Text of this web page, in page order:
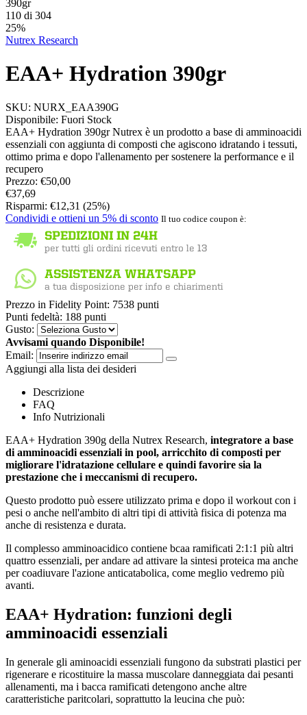
390gr
110 di 304
25%
Nutrex Research
EAA+ Hydration 390gr
SKU: NURX_EAA390G
Disponibile: Fuori Stock
EAA+ Hydration 390gr Nutrex è un prodotto a base di amminoacidi
essenziali con aggiunta di composti che agiscono idratando i tessuti,
ottimo prima e dopo l'allenamento per sostenere la performance e il
recupero
Prezzo: €50,00
€37,69
Risparmi: €12,31 (25%)
Condividi e ottieni un 5% di sconto Il tuo codice coupon è:
Prezzo in Fidelity Point: 7538 punti
Punti fedeltà: 188 punti
Gusto:
Avvisami quando Disponibile!
Email:
Aggiungi alla lista dei desideri
Descrizione
FAQ
Info Nutrizionali
EAA+ Hydration 390g della Nutrex Research, integratore a base
di amminoacidi essenziali in pool, arricchito di composti per
migliorare l'idratazione cellulare e quindi favorire sia la
prestazione che i meccanismi di recupero.
Questo prodotto può essere utilizzato prima e dopo il workout con i
pesi o anche nell'ambito di altri tipi di attività fisica di potenza ma
anche di resistenza e durata.
Il complesso amminoacidico contiene bcaa ramificati 2:1:1 più altri
quattro essenziali, per andare ad attivare la sintesi proteica ma anche
per coadiuvare l'azione anticatabolica, come meglio vedremo più
avanti.
EAA+ Hydration: funzioni degli
amminoacidi essenziali
In generale gli aminoacidi essenziali fungono da substrati plastici per
rigenerare e ricostituire la massa muscolare danneggiata dai pesanti
allenamenti, ma i bacca ramificati detengono anche altre
caratteristiche paritcolari, soprattutto la leucina che può: